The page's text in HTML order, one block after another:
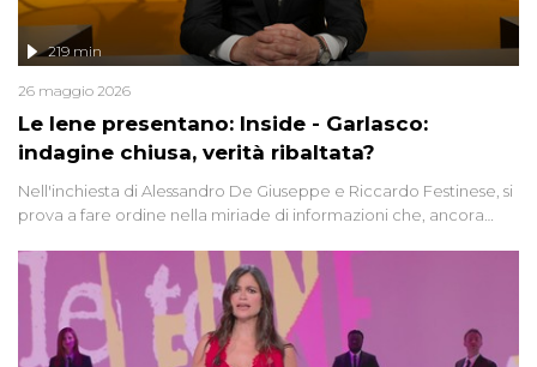
Le Iene presentano: Inside - Garlasco:
indagine chiusa, verità ribaltata?
219 min
26 maggio 2026
Nell'inchiesta di Alessandro De Giuseppe e Riccardo Festinese, si
prova a fare ordine nella miriade di informazioni che, ancora
giudiziarie più discusse degli ultimi anni. Lo speciale ricostruisce la
vicenda mettendo in fila testimonianze, errori, dettagli
controversi e i protagonisti di un'indagine che sembra non avere
fine.